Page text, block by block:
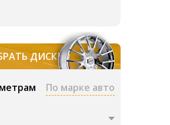
ДИСКИ
По марке авто